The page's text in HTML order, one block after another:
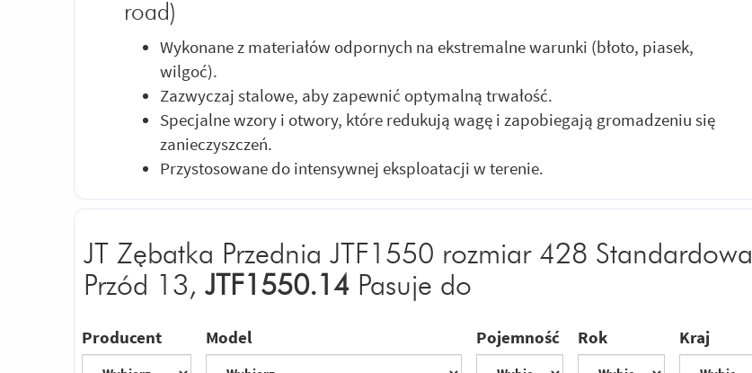
road)
Wykonane z materiałów odpornych na ekstremalne warunki (błoto, piasek,
wilgoć).
Zazwyczaj stalowe, aby zapewnić optymalną trwałość.
Specjalne wzory i otwory, które redukują wagę i zapobiegają gromadzeniu się
zanieczyszczeń.
Przystosowane do intensywnej eksploatacji w terenie.
JT Zębatka Przednia JTF1550 rozmiar 428 Standardowa
Przód 13, JTF1550.14 Pasuje do
Producent Model Pojemność Rok Kraj